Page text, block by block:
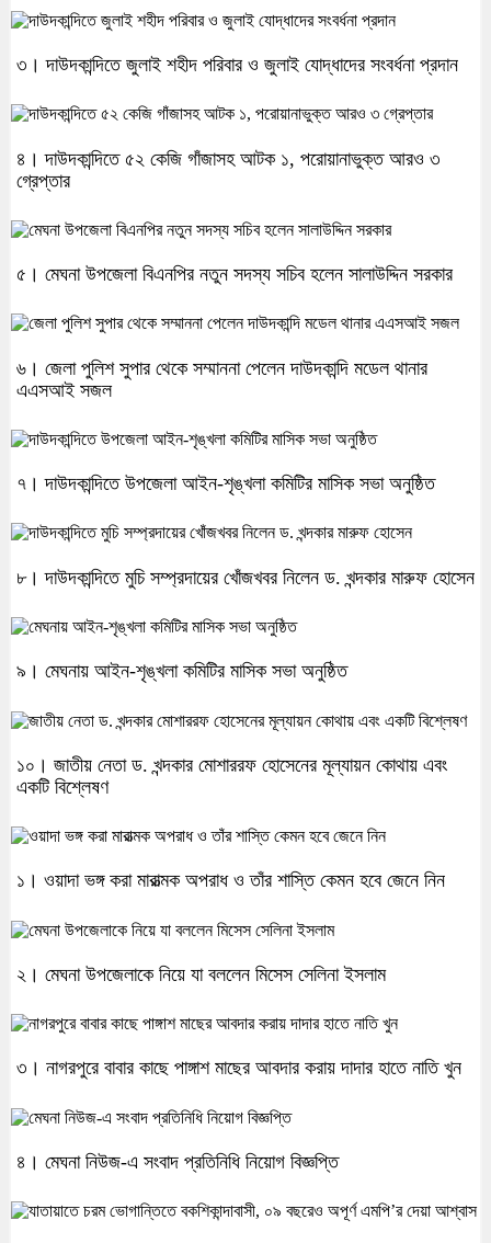
৩। দাউদকান্দিতে জুলাই শহীদ পরিবার ও জুলাই যোদ্ধাদের সংবর্ধনা প্রদান
৪। দাউদকান্দিতে ৫২ কেজি গাঁজাসহ আটক ১, পরোয়ানাভুক্ত আরও ৩
গ্রেপ্তার
৫। মেঘনা উপজেলা বিএনপির নতুন সদস্য সচিব হলেন সালাউদ্দিন সরকার
৬। জেলা পুলিশ সুপার থেকে সম্মাননা পেলেন দাউদকান্দি মডেল থানার
এএসআই সজল
৭। দাউদকান্দিতে উপজেলা আইন-শৃঙ্খলা কমিটির মাসিক সভা অনুষ্ঠিত
৮। দাউদকান্দিতে মুচি সম্প্রদায়ের খোঁজখবর নিলেন ড. খন্দকার মারুফ হোসেন
৯। মেঘনায় আইন-শৃঙ্খলা কমিটির মাসিক সভা অনুষ্ঠিত
১০। জাতীয় নেতা ড. খন্দকার মোশাররফ হোসেনের মূল্যায়ন কোথায় এবং
একটি বিশ্লেষণ
১। ওয়াদা ভঙ্গ করা মারাত্মক অপরাধ ও তাঁর শাস্তি কেমন হবে জেনে নিন
২। মেঘনা উপজেলাকে নিয়ে যা বললেন মিসেস সেলিনা ইসলাম
৩। নাগরপুরে বাবার কাছে পাঙ্গাশ মাছের আবদার করায় দাদার হাতে নাতি খুন
৪। মেঘনা নিউজ-এ সংবাদ প্রতিনিধি নিয়োগ বিজ্ঞপ্তি